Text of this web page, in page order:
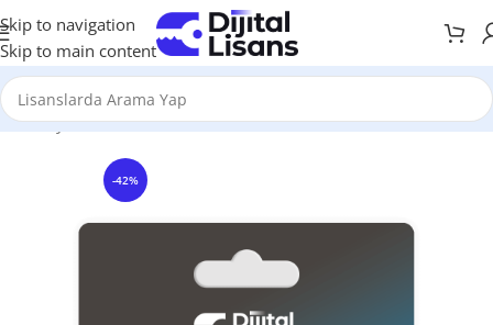
Skip to navigation
Skip to main content
Anasayfa WordPress WordPress Eklentileri
-42%